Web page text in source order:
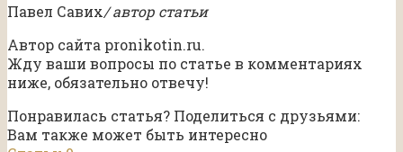
Павел Савих/ автор статьи
Автор сайта pronikotin.ru.
Жду ваши вопросы по статье в комментариях
ниже, обязательно отвечу!
Понравилась статья? Поделиться с друзьями:
Вам также может быть интересно